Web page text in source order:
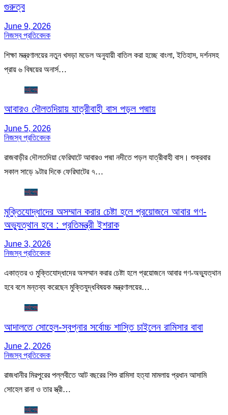
গুরুত্ব
June 9, 2026
নিজস্ব প্রতিবেদক
শিক্ষা মন্ত্রণালয়ের নতুন খসড়া মডেল অনুযায়ী বাতিল করা হচ্ছে বাংলা, ইতিহাস, দর্শনসহ
প্রায় ৬ বিষয়ের অনার্স…
সর্বশেষ
আবারও দৌলতদিয়ায় যাত্রীবাহী বাস পড়ল পদ্মায়
June 5, 2026
নিজস্ব প্রতিবেদক
রাজবাড়ীর দৌলত‌দিয়া ফেরিঘাটে আবারও পদ্মা নদীতে পড়ল যাত্রীবাহী বাস। শুক্রবার
সকাল সাড়ে ৯টার দিকে ফেরিঘাটের ৭…
সর্বশেষ
মুক্তিযোদ্ধাদের অসম্মান করার চেষ্টা হলে প্রয়োজনে আবার গণ-
অভ্যুত্থান হবে : প্রতিমন্ত্রী ইশরাক
June 3, 2026
নিজস্ব প্রতিবেদক
একাত্তর ও মুক্তিযোদ্ধাদের অসম্মান করার চেষ্টা হলে প্রয়োজনে আবার গণ-অভ্যুত্থান
হবে বলে মন্তব্য করেছেন মুক্তিযুদ্ধবিষয়ক মন্ত্রণালয়ের…
সর্বশেষ
আদালতে সোহেল-স্বপ্নার সর্বোচ্চ শাস্তি চাইলেন রামিসার বাবা
June 2, 2026
নিজস্ব প্রতিবেদক
রাজধানীর মিরপুরের পল্লবীতে আট বছরের শিশু রামিসা হত্যা মামলায় প্রধান আসামি
সোহেল রানা ও তার স্ত্রী…
সর্বশেষ